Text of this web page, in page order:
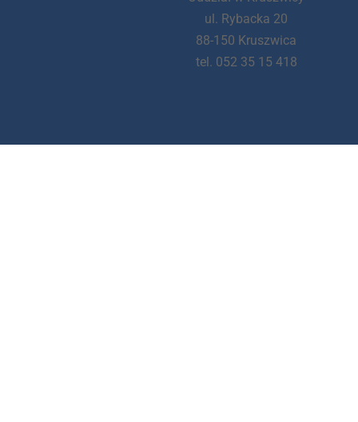
ul. Rybacka 20
88-150 Kruszwica
tel. 052 35 15 418